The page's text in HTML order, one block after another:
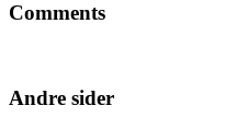
Comments
Andre sider